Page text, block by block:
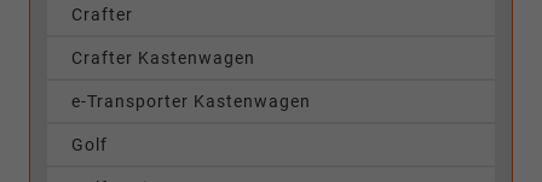
Crafter
Crafter Kastenwagen
e-Transporter Kastenwagen
Golf